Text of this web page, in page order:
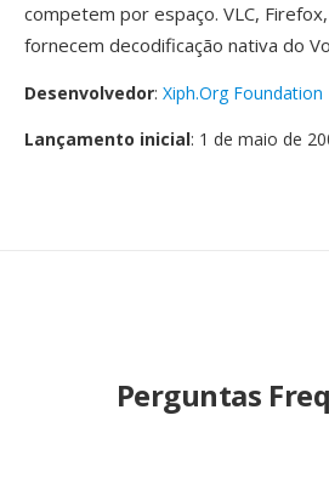
competem por espaço. VLC,
fornecem decodificação nativa do
Desenvolvedor: Xiph.Org Foundation
Lançamento inicial: 1 de maio de
Perguntas